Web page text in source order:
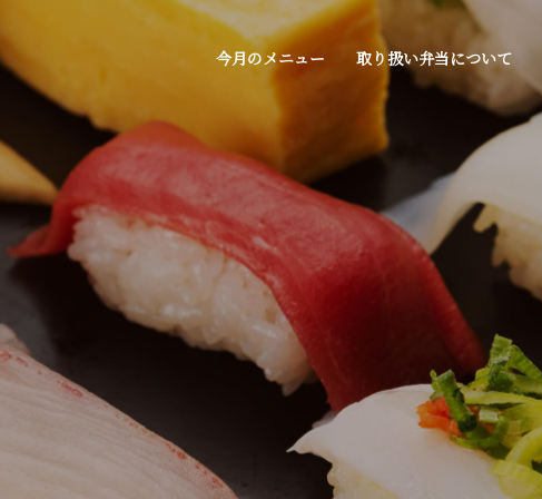
今月のメニュー 取り扱い弁当について